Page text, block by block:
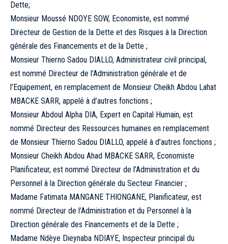
Dette;
Monsieur Moussé NDOYE SOW, Economiste, est nommé
Directeur de Gestion de la Dette et des Risques à la Direction
générale des Financements et de la Dette ;
Monsieur Thierno Sadou DIALLO, Administrateur civil principal,
est nommé Directeur de l’Administration générale et de
l’Equipement, en remplacement de Monsieur Cheikh Abdou Lahat
MBACKE SARR, appelé à d’autres fonctions ;
Monsieur Abdoul Alpha DIA, Expert en Capital Humain, est
nommé Directeur des Ressources humaines en remplacement
de Monsieur Thierno Sadou DIALLO, appelé à d’autres fonctions ;
Monsieur Cheikh Abdou Ahad MBACKE SARR, Economiste
Planificateur, est nommé Directeur de l’Administration et du
Personnel à la Direction générale du Secteur Financier ;
Madame Fatimata MANGANE THIONGANE, Planificateur, est
nommé Directeur de l’Administration et du Personnel à la
Direction générale des Financements et de la Dette ;
Madame Ndèye Dieynaba NDIAYE, Inspecteur principal du